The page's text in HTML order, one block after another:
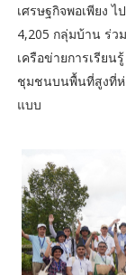
เศรษฐกิจพอเพียง
4,205 กลุ่มบ้าน ร่ว
เครือข่ายการเรียน
ชุมชนบนพื้นที่สูงที่ห่
แบบ